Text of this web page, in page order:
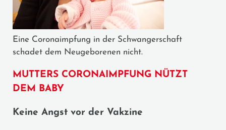
Eine Coronaimpfung in der Schwangerschaft
schadet dem Neugeborenen nicht.
MUTTERS CORONAIMPFUNG NÜTZT
DEM BABY
Keine Angst vor der Vakzine